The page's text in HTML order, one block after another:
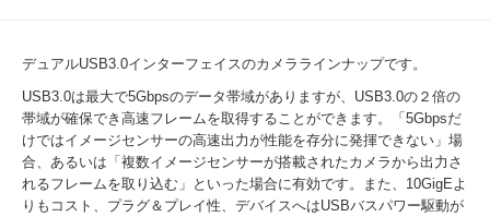
デュアルUSB3.0インターフェイスのカメララインナップです。
USB3.0は最大で5Gbpsのデータ帯域がありますが、USB3.0の２倍の
帯域が確保でき高速フレームを取得することができます。「5Gbpsだ
けではイメージセンサーの高速出力が性能を存分に発揮できない」場
合、あるいは「複数イメージセンサーが搭載されたカメラから出力さ
れるフレームを取り込む」といった場合に有効です。また、10GigEよ
りもコスト、プラグ＆プレイ性、デバイスへはUSBバスパワー駆動が